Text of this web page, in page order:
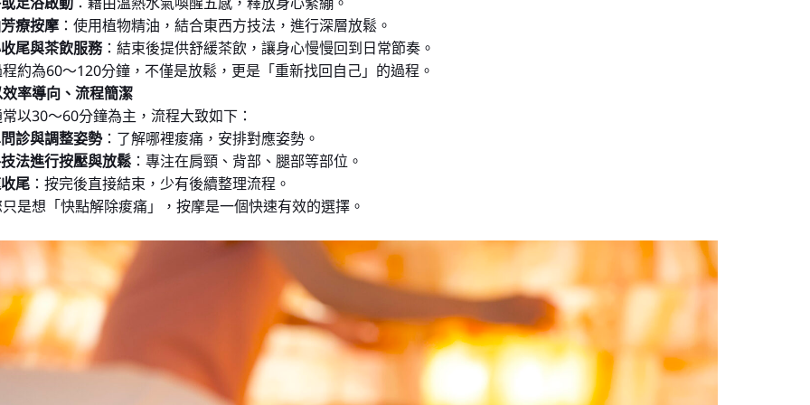
療按摩 ：使用植物精油，結合東西方技法，進行深層放鬆。
尾與茶飲服務：結束後提供舒緩茶飲，讓身心慢慢回到日常節奏。
約為60～120分鐘，不僅是放鬆，更是「重新找回自己」的過程。
率導向、流程簡潔
以30～60分鐘為主，流程大致如下：
診與調整姿勢：了解哪裡痠痛，安排對應姿勢。
法進行按壓與放鬆 ：專注在肩頸、背部、腿部等部位。
尾 ：按完後直接結束，少有後續整理流程。
是想「快點解除痠痛」，按摩是一個快速有效的選擇。